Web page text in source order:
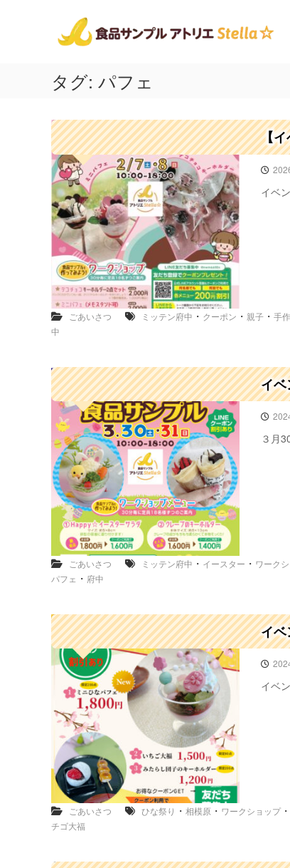
タグ: パフェ
【イ
イベ
ごあいさつ ミッテン府中 ・ クーポン ・ 親子 ・ 手
中
イベ
３月
ごあいさつ ミッテン府中 ・ イースター ・ ワーク
パフェ ・ 府中
イベ
イベ
ごあいさつ ひな祭り ・ 相模原 ・ ワークショップ ・
チゴ大福